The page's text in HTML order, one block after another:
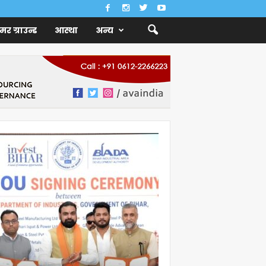
ग्राउन्ड आस्था अन्य